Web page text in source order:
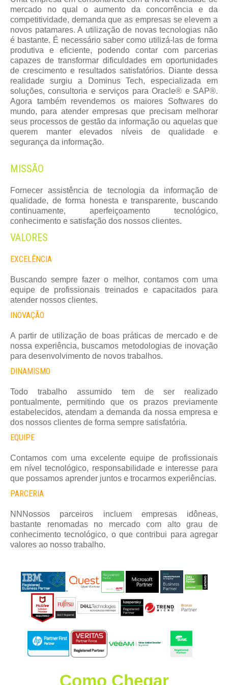
mercado no qual o aumento da concorrência e da
competitividade, demanda que as empresas se elevem a
novos patamares. A utilização de novas tecnologias não
é bastante. É necessário saber como utilizá-las de forma
produtiva e eficiente, podendo contar com parcerias
capazes de transformar dificuldades em oportunidades
de crescimento e resultados satisfatórios. Diante dessa
realidade surgiu a Dominus Tech, especializada em
soluções, consultoria e serviços para Oracle® e SAP®.
Agora também revendemos os maiores Softwares do
mundo, para atender empresas que precisam melhorar
seus processos de gestão da informação ou aquelas que
querem manter elevados níveis de qualidade e
segurança da informação.
MISSÃO
Fornecer assistência de tecnologia da informação de
qualidade, de forma honesta e transparente, buscando
continuamente, aperfeiçoamento tecnológico,
conhecimento e satisfação dos nossos clientes.
VALORES
EXCELÊNCIA
Buscando sempre fazer o melhor, contamos com uma
equipe de profissionais treinados e capacitados para
atender nossos clientes.
INOVAÇÃO
A partir de utilização de boas práticas de mercado e de
nossa experiência, buscamos metodologias de inovação
para desenvolvimento de novos trabalhos.
DINAMISMO
Todo trabalho assumido tem de ser realizado
pontualmente, permitindo que os prazos previamente
estabelecidos, atendam a demanda da nossa empresa e
dos nossos clientes de forma sempre satisfatória.
EQUIPE
Contamos com uma excelente equipe de profissionais
em nível tecnológico, responsabilidade e interesse para
que possamos aprender juntos e trocarmos experiências.
PARCERIA
NNNossos parceiros incluem empresas idôneas,
bastante renomadas no mercado com alto grau de
conhecimento tecnológico, o que contribui para agregar
valores ao nosso trabalho.
Como Chegar